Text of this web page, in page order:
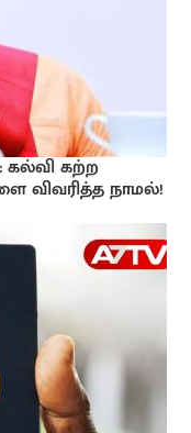
கல்வி கற்ற
விவரித்த நாமல்!